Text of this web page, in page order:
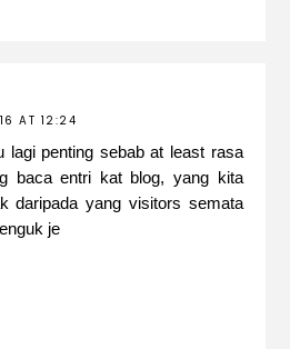
AT 12:24
lagi penting sebab at least rasa
baca entri kat blog, yang kita
daripada yang visitors semata
je